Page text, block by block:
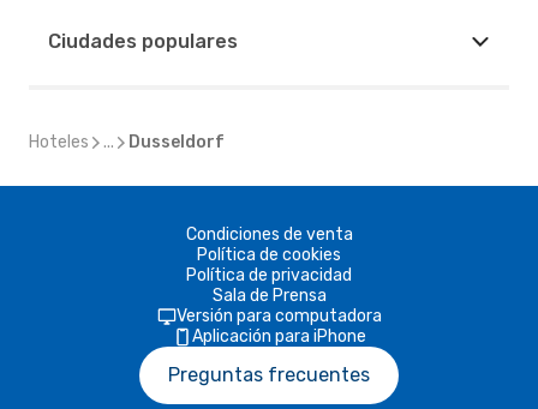
Ciudades populares
Hoteles ... Dusseldorf
Condiciones de venta
Política de cookies
Política de privacidad
Sala de Prensa
Versión para computadora
Aplicación para iPhone
Preguntas frecuentes